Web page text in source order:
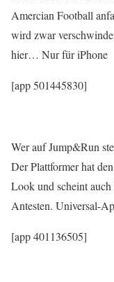
Amercian Football
wird zwar
hier… Nur für iPhone
[app 501445830]
Wer auf Jump&Run
Der Plattformer hat
Look und scheint
Antesten. Universal-
[app 401136505]